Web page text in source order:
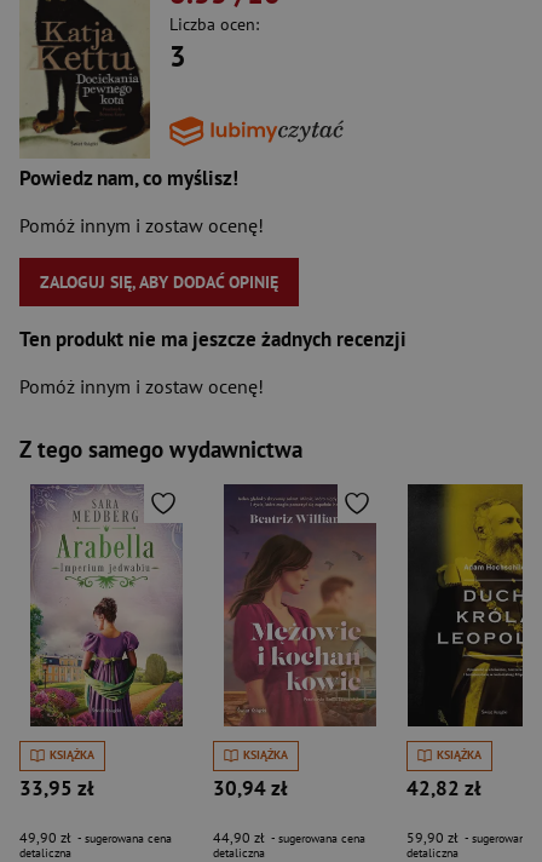
Liczba ocen:
3
Powiedz nam, co myślisz!
Pomóż innym i zostaw ocenę!
ZALOGUJ SIĘ, ABY DODAĆ OPINIĘ
Ten produkt nie ma jeszcze żadnych recenzji
Pomóż innym i zostaw ocenę!
Z tego samego wydawnictwa
KSIĄŻKA
33,95 zł
49,90 zł - sugerowana cena
detaliczna
KSIĄŻKA
30,94 zł
44,90 zł - sugerowana cena
detaliczna
KSIĄŻKA
42,82 zł
59,90 zł - sugerowana
detaliczna